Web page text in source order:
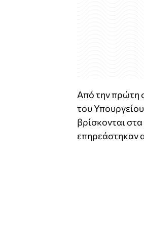
Από την πρώτη
του
βρίσκονται
επηρεάστηκαν